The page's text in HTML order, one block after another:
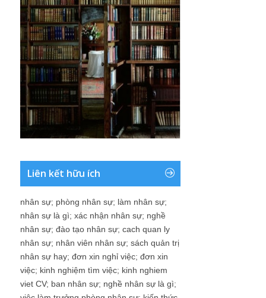
Liên kết hữu ích
nhân sự; phòng nhân sự; làm nhân sự;
nhân sự là gì; xác nhận nhân sự; nghề
nhân sự; đào tạo nhân sự; cach quan ly
nhân sự; nhân viên nhân sự; sách quản trị
nhân sự hay; đơn xin nghỉ việc; đơn xin
việc; kinh nghiệm tìm việc; kinh nghiem
viet CV; ban nhân sự; nghề nhân sự là gì;